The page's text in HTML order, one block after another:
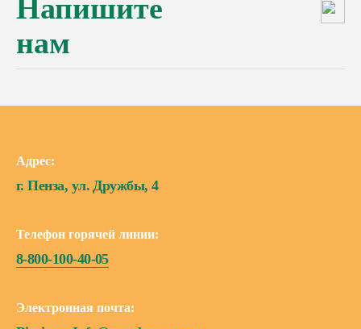
Напишите
нам
Адрес:
г. Пенза, ул. Дружбы, 4
Телефон горячей линии:
8-800-100-40-05
Электронная почта: